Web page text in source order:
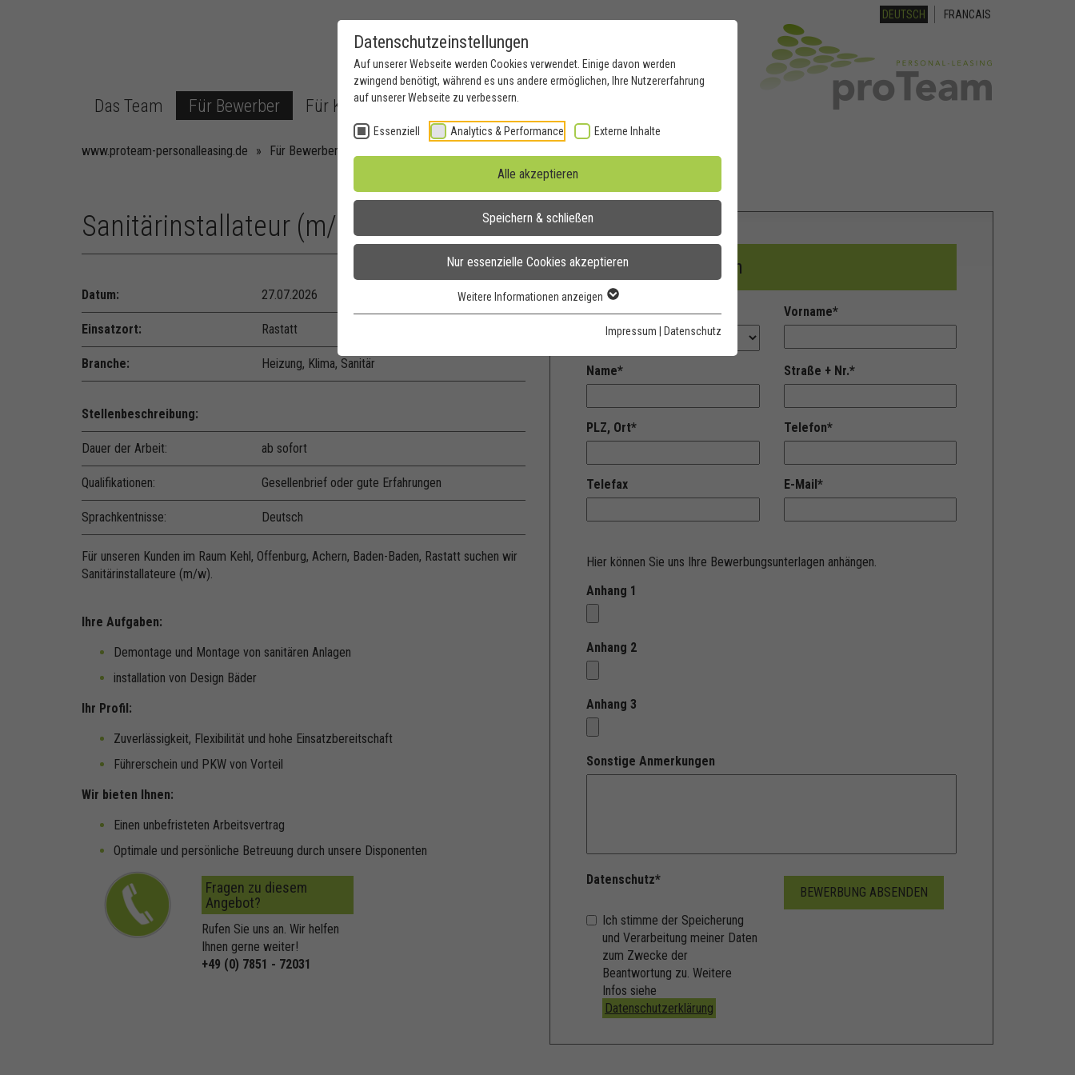
Datenschutzeinstellungen
Auf unserer Webseite werden Cookies verwendet. Einige davon werden
zwingend benötigt, während es uns andere ermöglichen, Ihre Nutzererfahrung
auf unserer Webseite zu verbessern.
Essenziell Analytics & Performance Externe Inhalte
Alle akzeptieren
Speichern & schließen
Nur essenzielle Cookies akzeptieren
Weitere Informationen anzeigen
Impressum Datenschutz
DEUTSCH FRANCAIS
Das Team Für Bewerber Für Kunden Kontakt
www.proteam-personalleasing.de » Für Bewerber
Sanitärinstallateur (m/w/div)
Datum: 27.07.2026
Einsatzort: Rastatt
Branche: Heizung, Klima, Sanitär
Stellenbeschreibung:
Dauer der Arbeit: ab sofort
Qualifikationen: Gesellenbrief oder gute Erfahrungen
Sprachkentnisse: Deutsch
Für unseren Kunden im Raum Kehl, Offenburg, Achern, Baden-Baden, Rastatt suchen wir
Sanitärinstallateure (m/w).
Ihre Aufgaben:
Demontage und Montage von sanitären Anlagen
installation von Design Bäder
Ihr Profil:
Zuverlässigkeit, Flexibilität und hohe Einsatzbereitschaft
Führerschein und PKW von Vorteil
Wir bieten Ihnen:
Einen unbefristeten Arbeitsvertrag
Optimale und persönliche Betreuung durch unsere Disponenten
Fragen zu diesem
Angebot?
Rufen Sie uns an. Wir helfen
Ihnen gerne weiter!
+49 (0) 7851 - 72031
Direkt Online Bewerben
Anrede* Vorname*
Name* Straße + Nr.*
PLZ, Ort* Telefon*
Telefax E-Mail*
Hier können Sie uns Ihre Bewerbungsunterlagen anhängen.
Anhang 1
Anhang 2
Anhang 3
Sonstige Anmerkungen
Datenschutz*
Ich stimme der Speicherung
und Verarbeitung meiner Daten
zum Zwecke der
Beantwortung zu. Weitere
Infos siehe
Datenschutzerklärung